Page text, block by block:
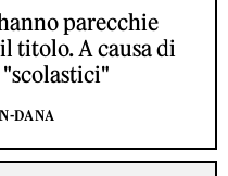
parecchie
titolo. A causa di
DANA